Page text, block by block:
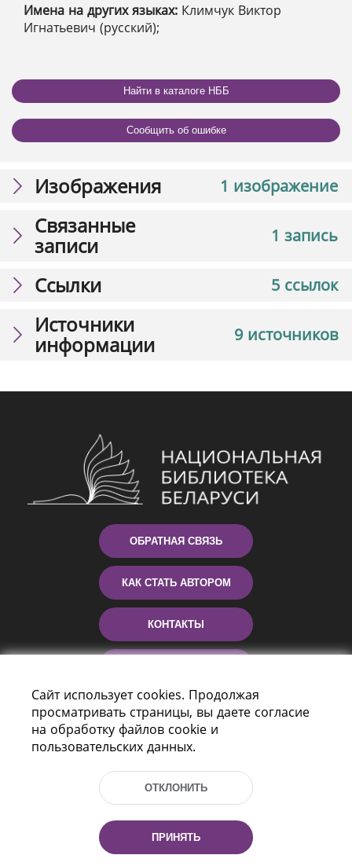
Имена на других языках: Климчук Виктор
Игнатьевич (русский);
Найти в каталоге НББ
Сообщить об ошибке
1 изображение
Изображения
1 запись
Связанные
записи
5 ссылок
Ссылки
9 источников
Источники
информации
ОБРАТНАЯ СВЯЗЬ
КАК СТАТЬ АВТОРОМ
КОНТАКТЫ
Пр-т Независимости 116
г. Минск, Республика Беларусь, 220114
Тел.: (+375 17) 368 37 37, Факс: (+375 17)
Сайт использует cookies. Продолжая
просматривать страницы, вы даете согласие
на обработку файлов cookie и
пользовательских данных.
ОТКЛОНИТЬ
ПРИНЯТЬ